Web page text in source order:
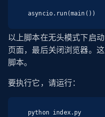
asyncio.run(main())
以上脚本在无头模式下启
页面，最后关闭浏览器。
脚本。
要执行它，请运行：
python index.py